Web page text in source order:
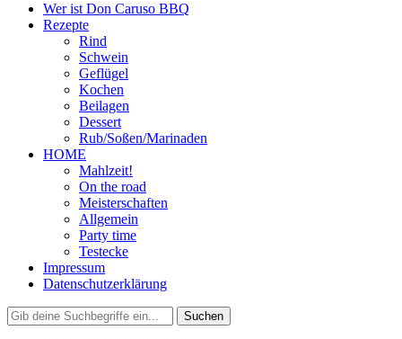
Wer ist Don Caruso BBQ
Rezepte
Rind
Schwein
Geflügel
Kochen
Beilagen
Dessert
Rub/Soßen/Marinaden
HOME
Mahlzeit!
On the road
Meisterschaften
Allgemein
Party time
Testecke
Impressum
Datenschutzerklärung